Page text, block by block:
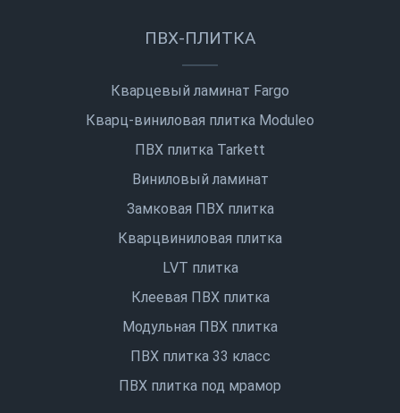
ПВХ-ПЛИТКА
Кварцевый ламинат Fargo
Кварц-виниловая плитка Moduleo
ПВХ плитка Tarkett
Виниловый ламинат
Замковая ПВХ плитка
Кварцвиниловая плитка
LVT плитка
Клеевая ПВХ плитка
Модульная ПВХ плитка
ПВХ плитка 33 класс
ПВХ плитка под мрамор